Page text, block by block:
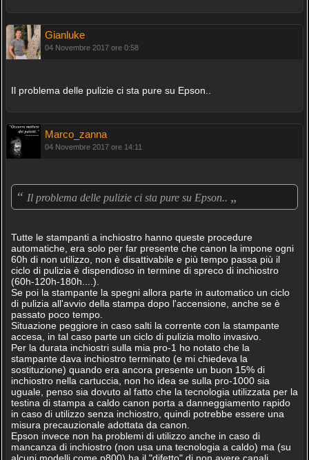
Gianluke
04 Novembre 2017 ore 0:58
Il problema delle pulizie ci sta pure su Epson..
Marco_zanna
04 Novembre 2017 ore 14:11
“ Il problema delle pulizie ci sta pure su Epson.. „
Tutte le stampanti a inchiostro hanno queste procedure
automatiche, era solo per far presente che canon la impone ogni
60h di non utilizzo, non è disattivabile e più tempo passa più il
ciclo di pulizia è dispendioso in termine di spreco di inchiostro
(60h-120h-180h....).
Se poi la stampante la spegni allora parte in automatico un ciclo
di pulizia all'avvio della stampa dopo l'accensione, anche se è
passato poco tempo.
Situazione peggiore in caso salti la corrente con la stampante
accesa, in tal caso parte un ciclo di pulizia molto invasivo.
Per la durata inchiostri sulla mia pro-1 ho notato che la
stampante dava inchiostro terminato (e mi chiedeva la
sostituzione) quando era ancora presente un buon 15% di
inchiostro nella cartuccia, non ho idea se sulla pro-1000 sia
uguale, penso sia dovuto al fatto che la tecnologia utilizzata per la
testina di stampa a caldo canon porta a danneggiamento rapido
in caso di utilizzo senza inchiostro, quindi potrebbe essere una
misura precauzionale adottata da canon.
Epson invece non ha problemi di utilizzo anche in caso di
mancanza di inchiostro (non usa una tecnologia a caldo) ma (su